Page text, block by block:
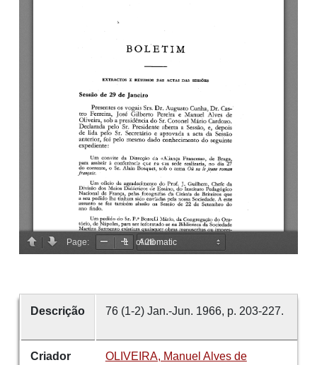
Descrição 76 (1-2) Jan.-Jun. 1966, p. 203-227.
Criador OLIVEIRA, Manuel Alves de